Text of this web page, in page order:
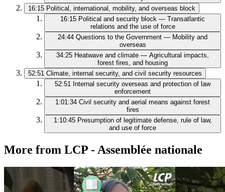
16:15 Political, international, mobility, and overseas block
16:15 Political and security block — Transatlantic
relations and the use of force
24:44 Questions to the Government — Mobility and
overseas
34:25 Heatwave and climate — Agricultural impacts,
forest fires, and housing
52:51 Climate, internal security, and civil security resources
52:51 Internal security overseas and protection of law
enforcement
1:01:34 Civil security and aerial means against forest
fires
1:10:45 Presumption of legitimate defense, rule of law,
and use of force
More from LCP - Assemblée nationale